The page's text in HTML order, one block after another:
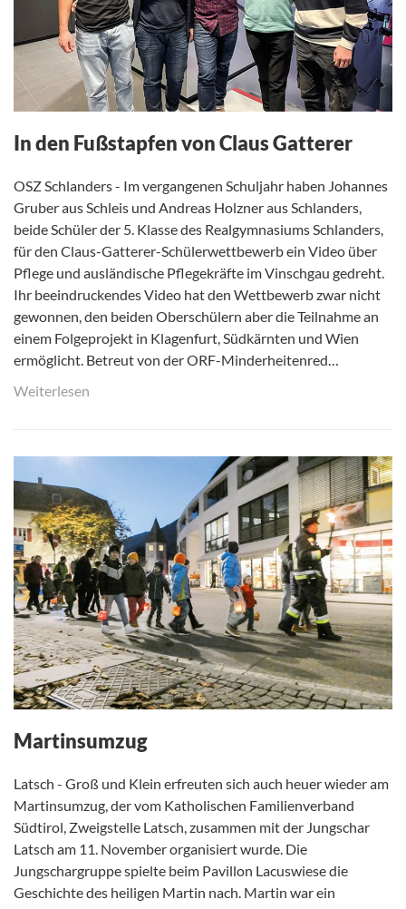
In den Fußstapfen von Claus Gatterer
OSZ Schlanders - Im vergangenen Schuljahr haben Johannes
Gruber aus Schleis und Andreas Holzner aus Schlanders,
beide Schüler der 5. Klasse des Realgymnasiums Schlanders,
für den Claus-Gatterer-Schülerwettbewerb ein Video über
Pflege und ausländische Pflegekräfte im Vinschgau gedreht.
Ihr beeindruckendes Video hat den Wettbewerb zwar nicht
gewonnen, den beiden Oberschülern aber die Teilnahme an
einem Folgeprojekt in Klagenfurt, Südkärnten und Wien
ermöglicht. Betreut von der ORF-Minderheitenred…
Weiterlesen
Martinsumzug
Latsch - Groß und Klein erfreuten sich auch heuer wieder am
Martinsumzug, der vom Katholischen Familienverband
Südtirol, Zweigstelle Latsch, zusammen mit der Jungschar
Latsch am 11. November organisiert wurde. Die
Jungschargruppe spielte beim Pavillon Lacuswiese die
Geschichte des heiligen Martin nach. Martin war ein